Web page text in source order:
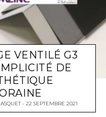
VENTILÉ G3
DE
22 SEPTEMBRE 2021